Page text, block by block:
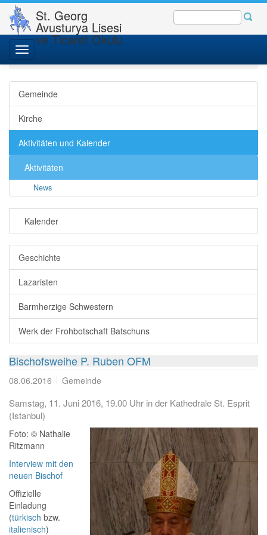
St. Georg
Avusturya Lisesi
ve Ticaret Okulu
Toggle
navigation
St. Georgs-Gemeinde
Gemeinde - Kirche
Aktivitäten und Kalender
Gemeinde
Kirche
Aktivitäten und Kalender
Aktivitäten
News
Kalender
Geschichte
Lazaristen
Barmherzige Schwestern
Werk der Frohbotschaft Batschuns
Bischofsweihe P. Ruben OFM
08.06.2016 Gemeinde
Samstag, 11. Juni 2016, 19.00 Uhr in der Kathedrale St. Esprit
(Istanbul)
Foto: © Nathalie
Ritzmann
Interview mit den
neuen Bischof
Offizielle
Einladung
(türkisch bzw.
italienisch)